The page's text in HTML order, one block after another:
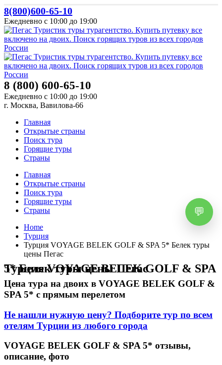
8(800)600-65-10
Ежедневно с 10:00 до 19:00
8 (800) 600-65-10
Ежедневно с 10:00 до 19:00
г. Москва, Вавилова-66
Главная
Открытые страны
Поиск тура
Горящие туры
Страны
Главная
Открытые страны
Поиск тура
Горящие туры
Страны
Home
Турция
Турция VOYAGE BELEK GOLF & SPA 5* Белек туры
цены Пегас
Турция VOYAGE BELEK GOLF & SPA 5* Белек туры цены Пегас
Цена тура на двоих в VOYAGE BELEK GOLF &
SPA 5* с прямым перелетом
Не нашли нужную цену? Подборите тур по всем
отелям Турции из любого города
VOYAGE BELEK GOLF & SPA 5* отзывы,
описание, фото